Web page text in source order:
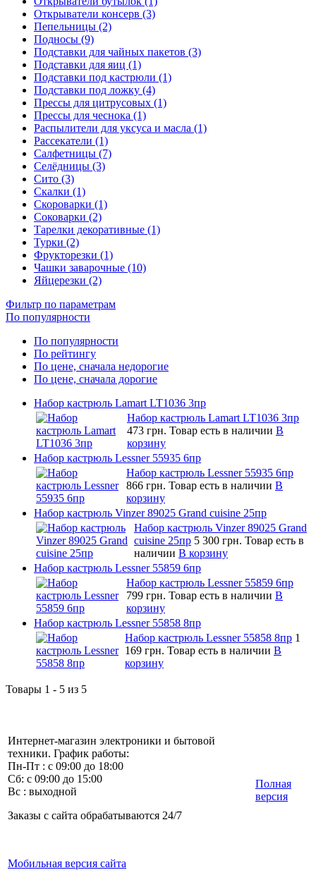
Открыватели консерв (3)
Пепельницы (2)
Подносы (9)
Подставки для чайных пакетов (3)
Подставки для яиц (1)
Подставки под кастрюли (1)
Подставки под ложку (4)
Прессы для цитрусовых (1)
Прессы для чеснока (1)
Распылители для уксуса и масла (1)
Рассекатели (1)
Салфетницы (7)
Селёдницы (3)
Сито (3)
Скалки (1)
Скороварки (1)
Соковарки (2)
Тарелки декоративные (1)
Турки (2)
Фрукторезки (1)
Чашки заварочные (10)
Яйцерезки (2)
Фильтр по параметрам
По популярности
По популярности
По рейтингу
По цене, сначала недорогие
По цене, сначала дорогие
Набор кастрюль Lamart LT1036 3пр
Набор кастрюль Lamart LT1036 3пр
473 грн. Товар есть в наличии В
корзину
Набор кастрюль Lessner 55935 6пр
Набор кастрюль Lessner 55935 6пр
866 грн. Товар есть в наличии В
корзину
Набор кастрюль Vinzer 89025 Grand cuisine 25пр
Набор кастрюль Vinzer 89025 Grand
cuisine 25пр 5 300 грн. Товар есть в
наличии В корзину
Набор кастрюль Lessner 55859 6пр
Набор кастрюль Lessner 55859 6пр
799 грн. Товар есть в наличии В
корзину
Набор кастрюль Lessner 55858 8пр
Набор кастрюль Lessner 55858 8пр 1
169 грн. Товар есть в наличии В
корзину
Товары 1 - 5 из 5
Интернет-магазин электроники и бытовой
техники. График работы:
Пн-Пт : с 09:00 до 18:00
Сб: с 09:00 до 15:00
Вс : выходной
Заказы с сайта обрабатываются 24/7
Мобильная версия сайта
Полная
версия